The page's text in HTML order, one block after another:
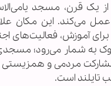
یک قرن، مسجد
عمل می‌کند. این مکان
آموزش، فعالیت‌های
به شمار می‌رود؛ مسجدی
مردمی و
تایلند است.